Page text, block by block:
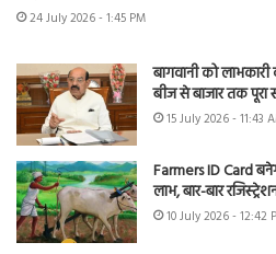
24 July 2026 - 1:45 PM
बागवानी को
बीज से बाजार तक पूरा
15 July 2026 - 11:43
Farmers ID Card
लाभ, बार-बार
10 July 2026 - 12:42